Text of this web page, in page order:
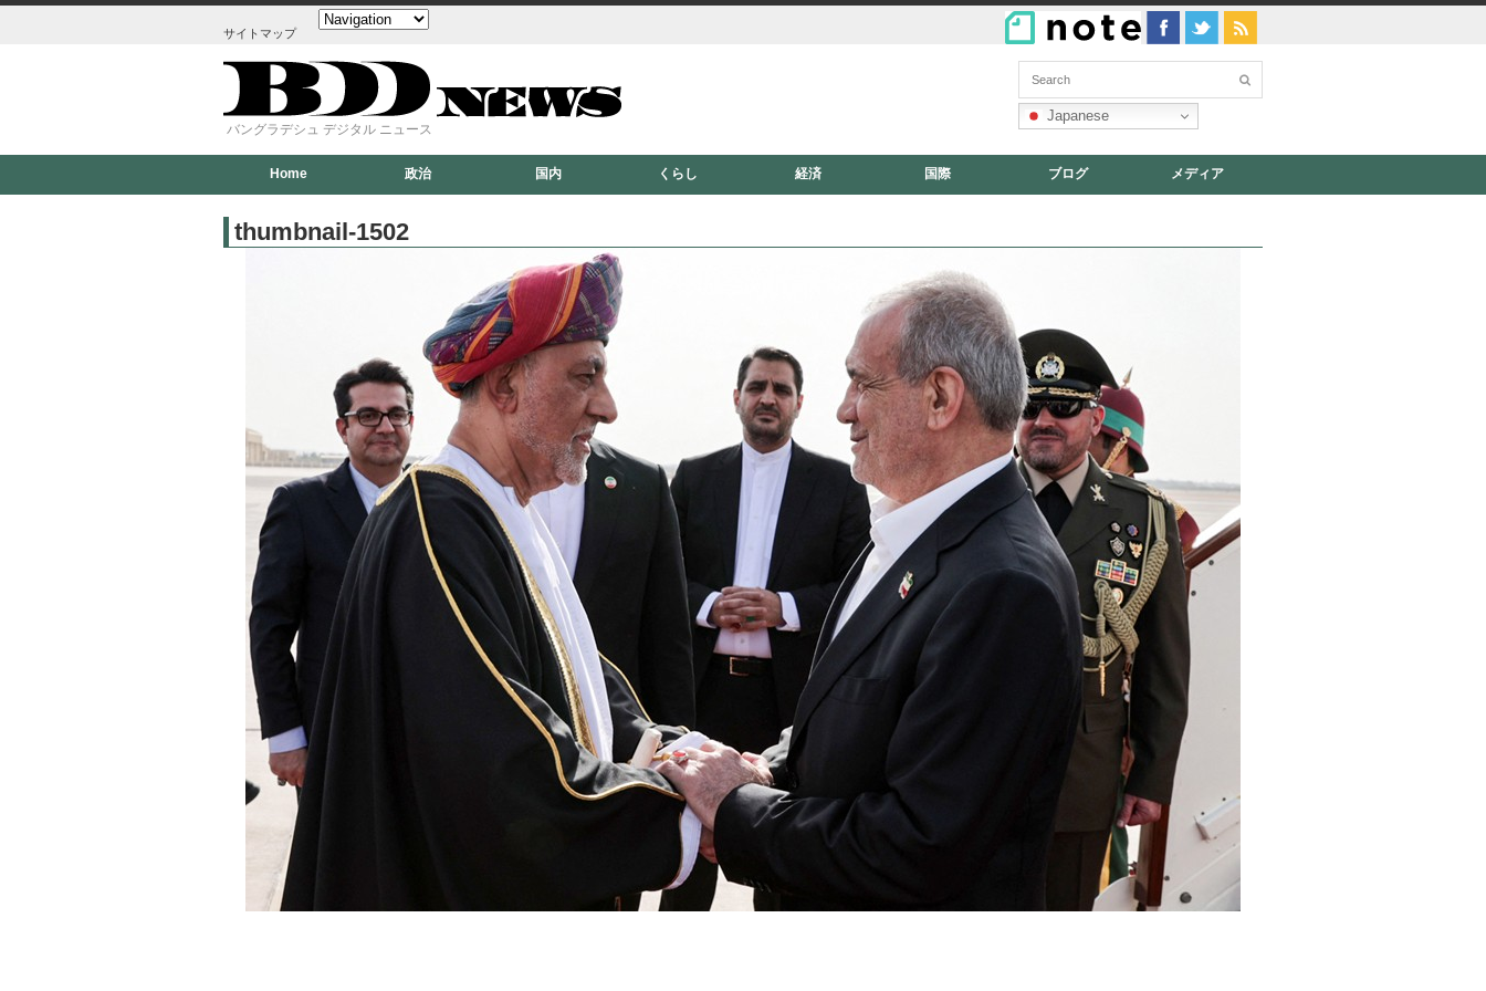
サイトマップ
バングラデシュ デジタル ニュース
Japanese
Home 政治 国内 くらし 経済 国際 ブログ メディア
thumbnail-1502